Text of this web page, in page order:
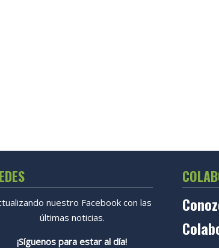
nuestro Facebook con las
últimas noticias.
¡Síguenos para estar al día!